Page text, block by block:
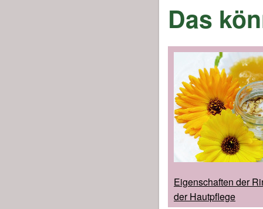
Das
Eigenschaften der
der Hautpflege